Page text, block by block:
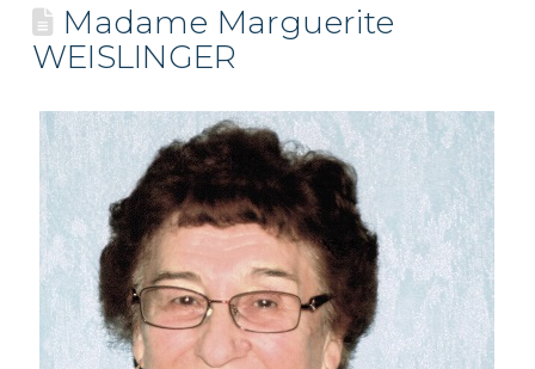
Madame Marguerite
WEISLINGER